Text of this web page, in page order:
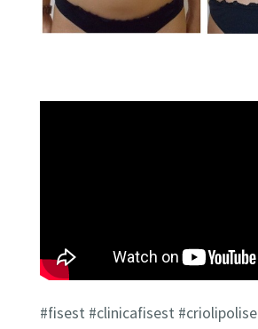
#‎fisest‬ ‪#‎clinicafisest‬ ‪#‎criolipolise‬